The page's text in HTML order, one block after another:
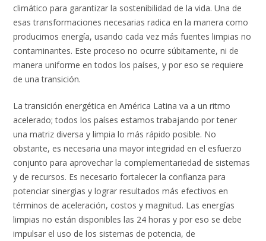
climático para garantizar la sostenibilidad de la vida. Una de
esas transformaciones necesarias radica en la manera como
producimos energía, usando cada vez más fuentes limpias no
contaminantes. Este proceso no ocurre súbitamente, ni de
manera uniforme en todos los países, y por eso se requiere
de una transición.
La transición energética en América Latina va a un ritmo
acelerado; todos los países estamos trabajando por tener
una matriz diversa y limpia lo más rápido posible. No
obstante, es necesaria una mayor integridad en el esfuerzo
conjunto para aprovechar la complementariedad de sistemas
y de recursos. Es necesario fortalecer la confianza para
potenciar sinergias y lograr resultados más efectivos en
términos de aceleración, costos y magnitud. Las energías
limpias no están disponibles las 24 horas y por eso se debe
impulsar el uso de los sistemas de potencia, de